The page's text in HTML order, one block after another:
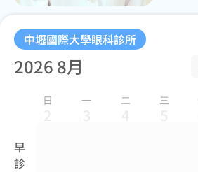
中壢國際大學眼科診所
2026 8月
日 一 二 三
早
診